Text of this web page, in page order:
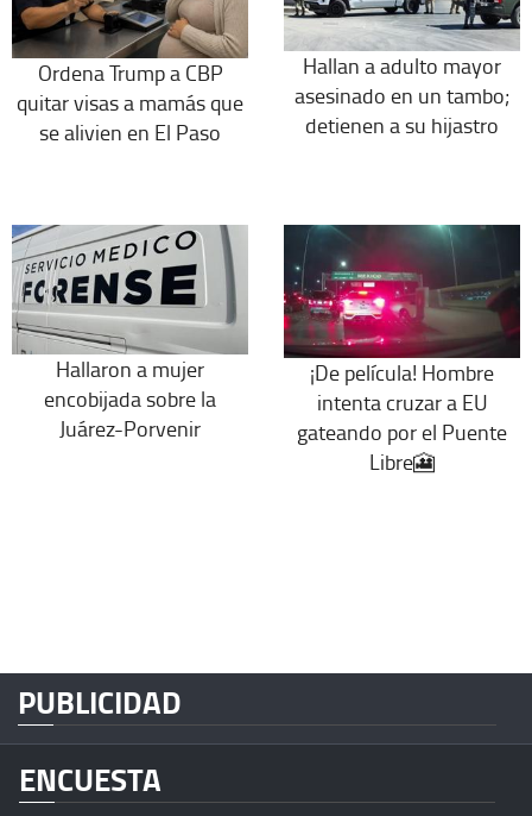
Ordena Trump a CBP
quitar visas a mamás que
se alivien en El Paso
Hallan a adulto mayor
asesinado en un tambo;
detienen a su hijastro
Hallaron a mujer
encobijada sobre la
Juárez-Porvenir
¡De película! Hombre
intenta cruzar a EU
gateando por el Puente
Libre🎦
PUBLICIDAD
ENCUESTA